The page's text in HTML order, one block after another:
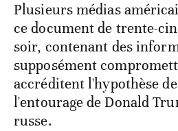
Plusieurs médias
ce document de trente-
soir, contenant des
supposément
accréditent l'hypothèse
l'entourage de Donald
russe.